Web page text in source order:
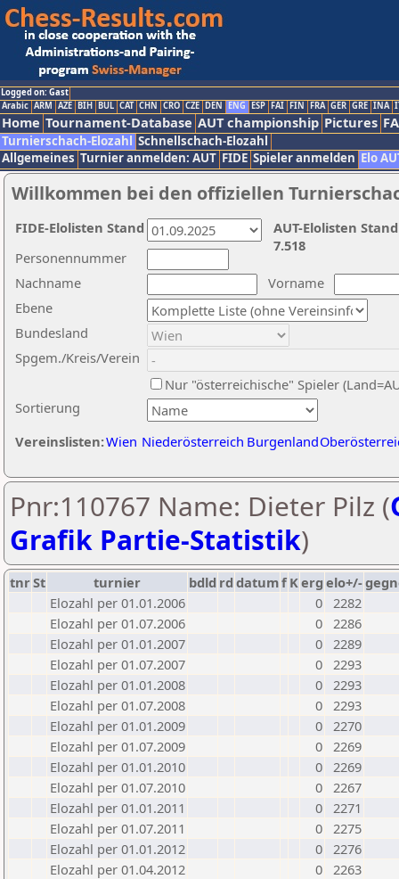
Logged on: Gast
Arabic ARM AZE BIH BUL CAT CHN CRO CZE DEN ENG ESP FAI FIN FRA GER GRE INA
Home Tournament-Database AUT championship Pictures
Turnierschach-Elozahl Schnellschach-Elozahl
Allgemeines Turnier anmelden: AUT FIDE Spieler anmelden Elo
Willkommen bei den offiziellen
Nachname
Vorname
Ebene
Sortierung
Personennummer
Bundesland
Spgem./Kreis/Verein
Nur "österreichische" Spieler
Vereinslisten:Wien Niederösterreich Burgenland
AUT-Elolisten
7.518
FIDE-Elolisten Stand
Pnr:110767 Name: Dieter Pilz (
Grafik Partie-Statistik)
tnrSt turnier bdld rd datumf Kerg elo+/-
Elozahl per 01.01.2006
0 2282
Elozahl per 01.07.2006
0 2286
Elozahl per 01.01.2007
0 2289
Elozahl per 01.07.2007
0 2293
Elozahl per 01.01.2008
0 2293
Elozahl per 01.07.2008
0 2293
Elozahl per 01.01.2009
0 2270
Elozahl per 01.07.2009
0 2269
Elozahl per 01.01.2010
0 2269
Elozahl per 01.07.2010
0 2267
Elozahl per 01.01.2011
0 2271
Elozahl per 01.07.2011
0 2275
Elozahl per 01.01.2012
0 2276
Elozahl per 01.04.2012
0 2263